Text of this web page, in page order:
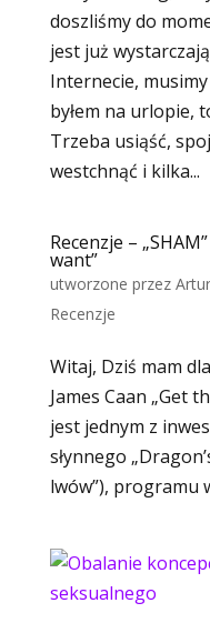
doszliśmy do
jest już
Internecie,
byłem na urlopie,
Trzeba usiąść,
westchnąć i kilka...
Recenzje –
want”
utworzone przez
Recenzje
Witaj, Dziś mam
James Caan „Get
jest jednym z
słynnego
lwów”), programu